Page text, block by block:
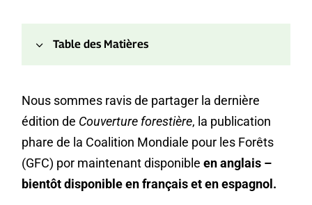
3 Table des Matières
Nous sommes ravis de partager la dernière
édition de Couverture forestière, la publication
phare de la Coalition Mondiale pour les Forêts
(GFC) por maintenant disponibleen anglais –
bientôt disponible en français et en espagnol.